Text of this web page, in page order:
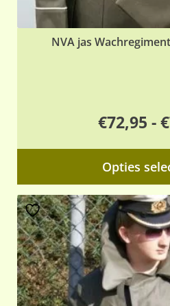
NVA jas
€72,95 - €
Opties